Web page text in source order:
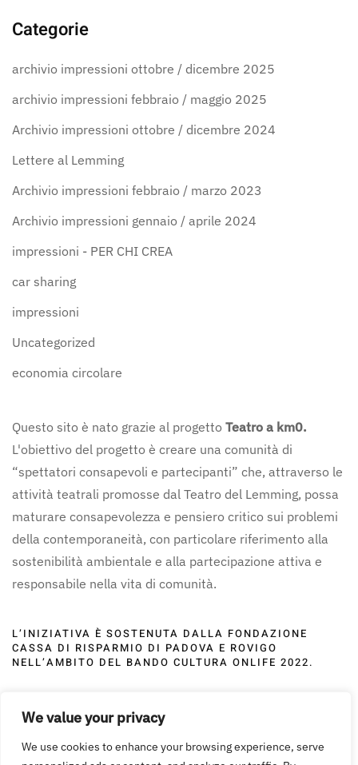
We value your privacy
We use cookies to enhance your browsing experience, serve
Categorie
archivio impressioni ottobre / dicembre 2025
archivio impressioni febbraio / maggio 2025
Archivio impressioni ottobre / dicembre 2024
Lettere al Lemming
Archivio impressioni febbraio / marzo 2023
Archivio impressioni gennaio / aprile 2024
impressioni - PER CHI CREA
car sharing
impressioni
Uncategorized
economia circolare
Questo sito è nato grazie al progetto Teatro a km0.
L'obiettivo del progetto è creare una comunità di
“spettatori consapevoli e partecipanti” che, attraverso le
attività teatrali promosse dal Teatro del Lemming, possa
maturare consapevolezza e pensiero critico sui problemi
della contemporaneità, con particolare riferimento alla
sostenibilità ambientale e alla partecipazione attiva e
responsabile nella vita di comunità.
L’INIZIATIVA È SOSTENUTA DALLA FONDAZIONE
CASSA DI RISPARMIO DI PADOVA E ROVIGO
NELL’AMBITO DEL BANDO CULTURA ONLIFE 2022.
Teatro del Lemming. All rights reserved. Powered by